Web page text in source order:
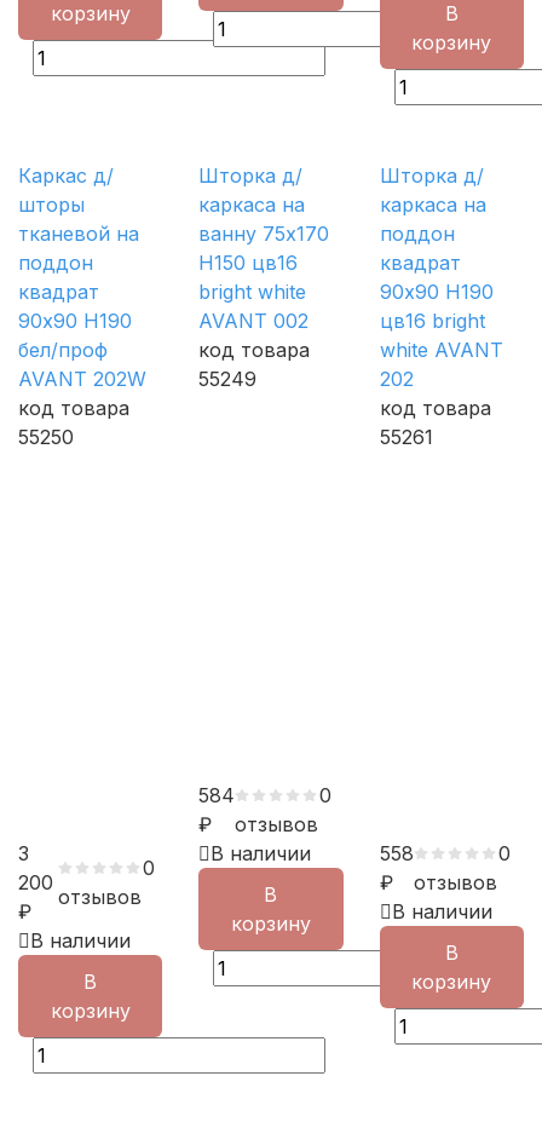
корзину
В
корзину
Каркас д/
шторы
тканевой на
поддон
квадрат
90х90 H190
бел/проф
AVANT 202W
код товара
55250
3
200
₽
0
отзывов
В наличии
В
корзину
Шторка д/
каркаса на
ванну 75х170
H150 цв16
bright white
AVANT 002
код товара
55249
584
₽
0
отзывов
В наличии
В
корзину
Шторка д/
каркаса на
поддон
квадрат
90х90 H190
цв16 bright
white AVANT
202
код товара
55261
558
₽
0
отзывов
В наличии
В
корзину